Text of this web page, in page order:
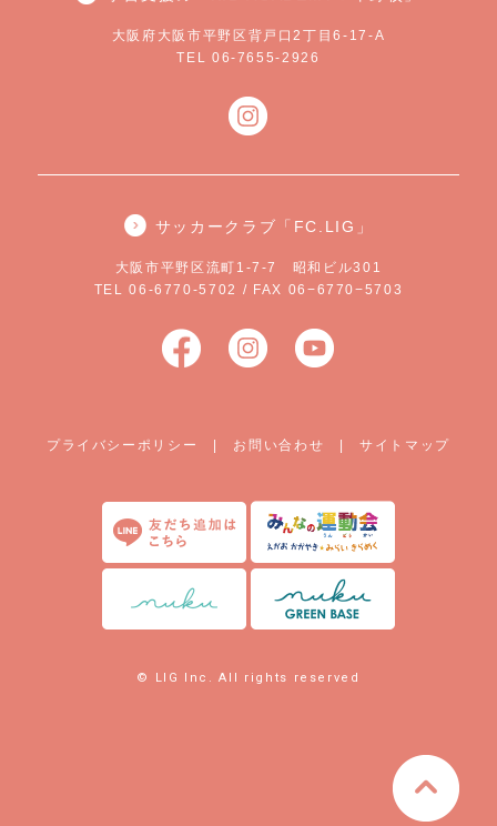
大阪府大阪市平野区背戸口2丁目6-17-A
TEL 06-7655-2926
サッカークラブ「FC.LIG」
大阪市平野区流町1-7-7 昭和ビル301
TEL 06-6770-5702 / FAX 06−6770−5703
プライバシーポリシー お問い合わせ |サイトマップ
© LIG Inc. All rights reserved